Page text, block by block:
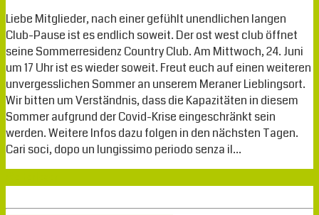
Liebe Mitglieder, nach einer gefühlt unendlichen langen
Club-Pause ist es endlich soweit. Der ost west club öffnet
seine Sommerresidenz Country Club. Am Mittwoch, 24. Juni
um 17 Uhr ist es wieder soweit. Freut euch auf einen weiteren
unvergesslichen Sommer an unserem Meraner Lieblingsort.
Wir bitten um Verständnis, dass die Kapazitäten in diesem
Sommer aufgrund der Covid-Krise eingeschränkt sein
werden. Weitere Infos dazu folgen in den nächsten Tagen.
Cari soci, dopo un lungissimo periodo senza il…